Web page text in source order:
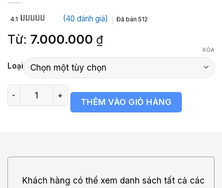
4.1
dựa trên
đánh giá
(40 đánh giá) Đã bán 512
Từ: 7.000.000 ₫
Loại
XÓA
Bảng giá báo Kenh14 (Kenh14.vn) số lượng
THÊM VÀO GIỎ HÀNG
Khách hàng có thể xem danh sách tất cả các